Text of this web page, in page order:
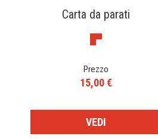
Carta da parati
Prezzo
15,00 €
VEDI